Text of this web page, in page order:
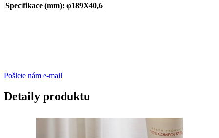
Specifikace (mm): φ189X40,6
Pošlete nám e-mail
Detaily produktu